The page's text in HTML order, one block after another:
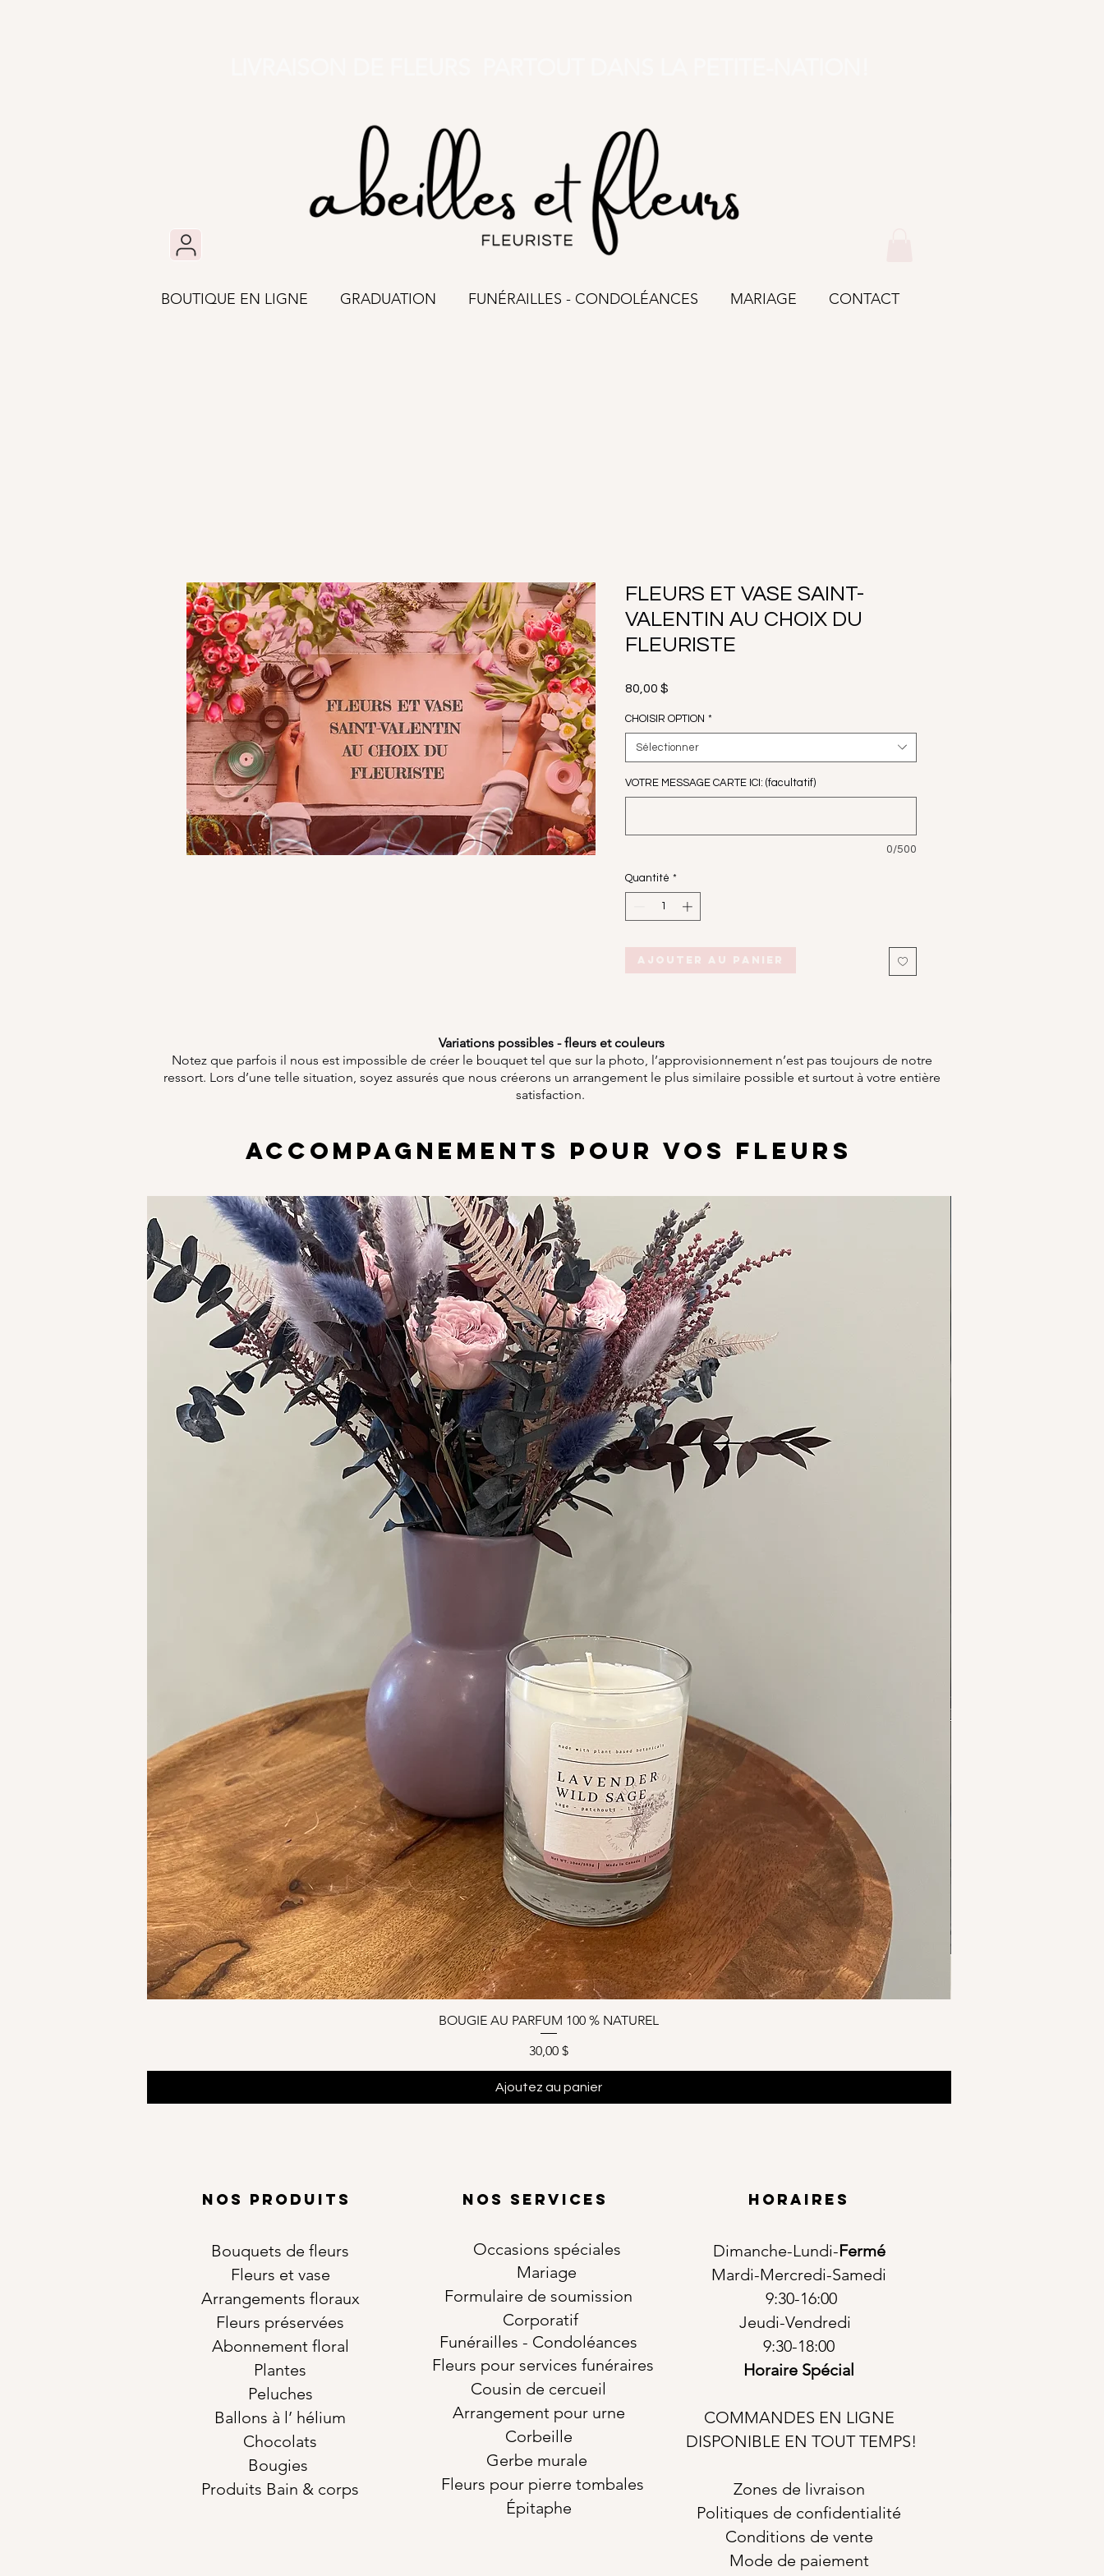
BOUTIQUE EN LIGNE GRADUATION FUNÉRAILLES - CONDOLÉANCES MARIAGE CONTACT
FLEURS ET VASE SAINT-
VALENTIN AU CHOIX DU
FLEURISTE
80,00 $
CHOISIR OPTION *
Sélectionner
VOTRE MESSAGE CARTE ICI: (facultatif)
0/500
Quantité *
Ajouter au panier
Variations possibles - fleurs et couleurs
Notez que parfois il nous est impossible de créer le bouquet tel que sur la photo, l’approvisionnement n’est pas toujours de notre
ressort. Lors d’une telle situation, soyez assurés que nous créerons un arrangement le plus similaire possible et surtout à votre entière
satisfaction.
ACCOMPAGNEMENTS POUR VOS FLEURS
BOUGIE AU PARFUM 100 % NATUREL
Prix
30,00 $
Ajoutez au panier
NOS PRODUITS
Bouquets de fleurs
Fleurs et vase
Arrangements floraux
Fleurs préservées
Abonnement floral
Plantes
Peluches
Ballons à l’ hélium
Chocolats
Bougies
Produits Bain & corps
NOS SERVICES
Occasions spéciales
Mariage
Formulaire de soumission
Corporatif
Funérailles - Condoléances
Fleurs pour services funéraires
Cousin de cercueil
Arrangement pour urne
Corbeille
Gerbe murale
Fleurs pour pierre tombales
Épitaphe
horaires
Dimanche-Lundi-Fermé
Mardi-Mercredi-Samedi
9:30-16:00
Jeudi-Vendredi
9:30-18:00
Horaire Spécial
COMMANDES EN LIGNE
DISPONIBLE EN TOUT TEMPS!
Zones de livraison
Politiques de confidentialité
Conditions de vente
Mode de paiement